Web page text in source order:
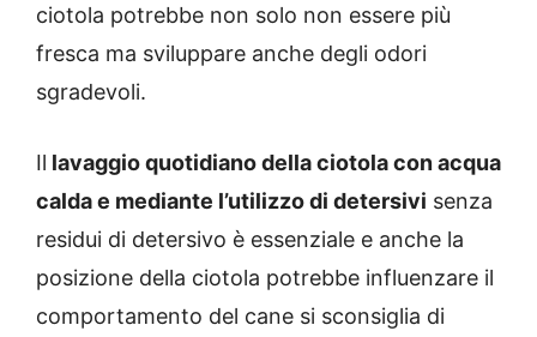
ciotola potrebbe non solo non essere più
fresca ma sviluppare anche degli odori
sgradevoli.
Il lavaggio quotidiano della ciotola con acqua
calda e mediante l’utilizzo di detersivi senza
residui di detersivo è essenziale e anche la
posizione della ciotola potrebbe influenzare il
comportamento del cane si sconsiglia di